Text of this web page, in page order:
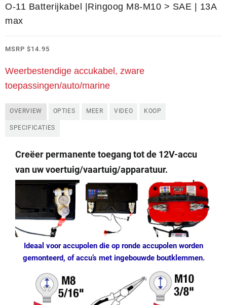
O-11 Batterijkabel |Ringoog M8-M10 > SAE | 13A
max
MSRP $14.95
Weerbestendige accukabel, zware
toepassingen/auto/marine
OVERVIEW OPTIES MEER VIDEO KOOP
SPECIFICATIES
Creëer permanente toegang tot de 12V-accu
van uw voertuig/vaartuig/apparatuur.
Ideaal voor accupolen die op ronde accupolen worden
gemonteerd, of accu’s met ingebouwde boutklemmen.